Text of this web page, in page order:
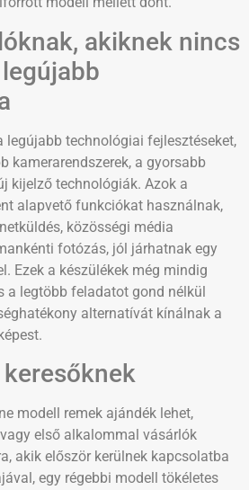
akiknek nincs
legújabb technológiai fejlesztéseket,
kamerarendszerek, a gyorsabb
kijelző technológiák. Azok a
alapvető funkciókat használnak,
közösségi média
fotózás, jól járhatnak egy
Ezek a készülékek még mindig
a legtöbb feladatot gond nélkül
alternatívát kínálnak a
modell remek ajándék lehet,
első alkalommal vásárlók
akik először kerülnek kapcsolatba
egy régebbi modell tökéletes